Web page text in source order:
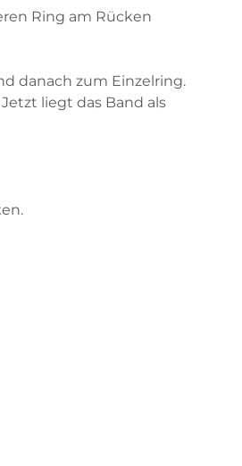
Ring am Rücken
danach zum Einzelring.
liegt das Band als